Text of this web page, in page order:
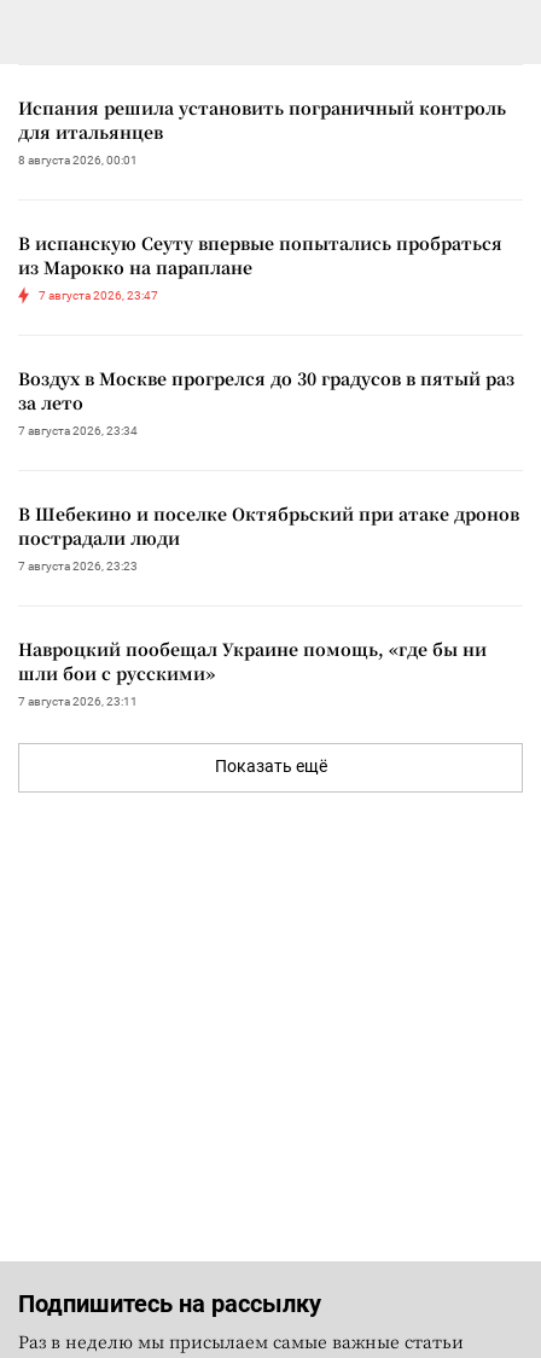
Испания решила установить пограничный контроль
для итальянцев
8 августа 2026, 00:01
В испанскую Сеуту впервые попытались пробраться
из Марокко на параплане
7 августа 2026, 23:47
Воздух в Москве прогрелся до 30 градусов в пятый раз
за лето
7 августа 2026, 23:34
В Шебекино и поселке Октябрьский при атаке дронов
пострадали люди
7 августа 2026, 23:23
Навроцкий пообещал Украине помощь, «где бы ни
шли бои с русскими»
7 августа 2026, 23:11
Показать ещё
Подпишитесь на рассылку
Раз в неделю мы присылаем самые важные статьи